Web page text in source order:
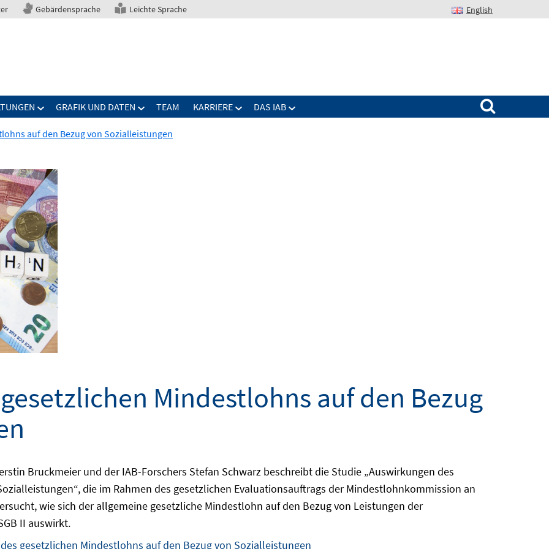
Gebärdensprache Leichte Sprache English
GRAFIK UND DATEN TEAM KARRIERE DAS IAB
Suchen nach:
auf den Bezug von Sozialleistungen
Mindestlohns auf den Bezug
Bruckmeier und der IAB-Forschers Stefan Schwarz beschreibt die Studie „Auswirkungen des
die im Rahmen des gesetzlichen Evaluationsauftrags der Mindestlohnkommission an
wie sich der allgemeine gesetzliche Mindestlohn auf den Bezug von Leistungen der
II auswirkt.
gesetzlichen Mindestlohns auf den Bezug von Sozialleistungen